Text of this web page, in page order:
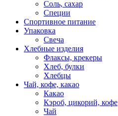
Соль, сахар
Специи
Спортивное питание
Упаковка
Свеча
Хлебные изделия
Флаксы, крекеры
Хлеб, булки
Хлебцы
Чай, кофе, какао
Какао
Кэроб, цикорий, кофе
Чай